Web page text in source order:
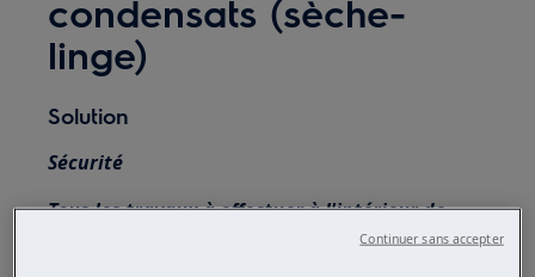
condensats (sèche-
linge)
Solution
Sécurité
Tous les travaux à effectuer à l'intérieur de
l'appareil nécessitent des compétences et des
Continuer sans accepter